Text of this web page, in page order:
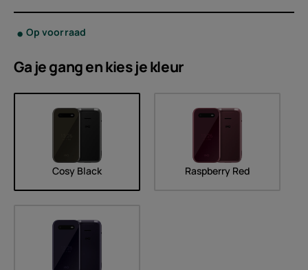
Op voorraad
Ga je gang en kies jekleur
Cosy Black Raspberry Red